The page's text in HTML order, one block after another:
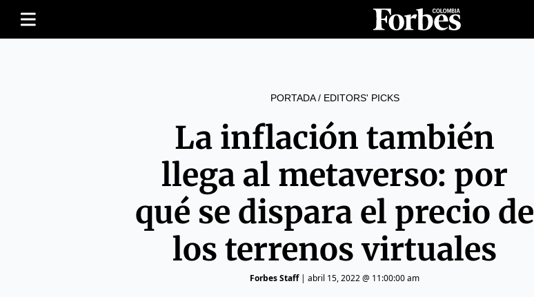
PORTADA/ EDITORS' PICKS
La inflación también
llega al metaverso: por
qué se dispara el precio de
los terrenos virtuales
Forbes Staff| abril 15, 2022 @ 11:00:00 am